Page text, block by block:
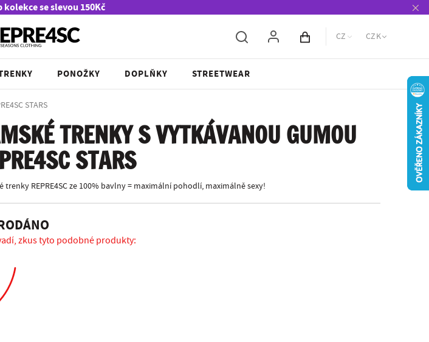
kolekce se slevou 150Kč
Obsah košíku
CZ CZK
PONOŽKY DOPLŇKY STREETWEAR
STARS
TRENKY S VYTKÁVANOU GUMOU
STARS
trenky REPRE4SC ze 100% bavlny = maximální pohodlí, maximálně sexy!
zkus tyto podobné produkty: